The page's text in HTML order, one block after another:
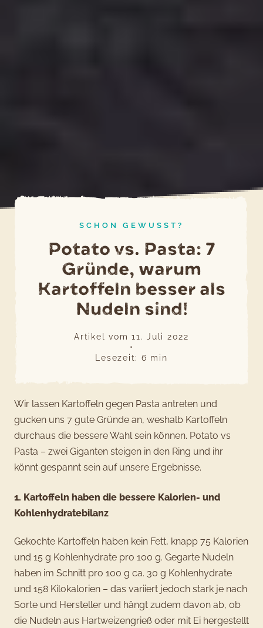
SCHON GEWUSST?
Potato vs. Pasta: 7
Gründe, warum
Kartoffeln besser als
Nudeln sind!
Artikel vom11. Juli 2022
•
Lesezeit: 6 min
Wir lassen Kartoffeln gegen Pasta antreten und
gucken uns 7 gute Gründe an, weshalb Kartoffeln
durchaus die bessere Wahl sein können. Potato vs
Pasta – zwei Giganten steigen in den Ring und ihr
könnt gespannt sein auf unsere Ergebnisse.
1. Kartoffeln haben die bessere Kalorien- und
Kohlenhydratebilanz
Gekochte Kartoffeln haben kein Fett, knapp 75 Kalorien
und 15 g Kohlenhydrate pro 100 g. Gegarte Nudeln
haben im Schnitt pro 100 g ca. 30 g Kohlenhydrate
und 158 Kilokalorien – das variiert jedoch stark je nach
Sorte und Hersteller und hängt zudem davon ab, ob
die Nudeln aus Hartweizengrieß oder mit Ei hergestellt